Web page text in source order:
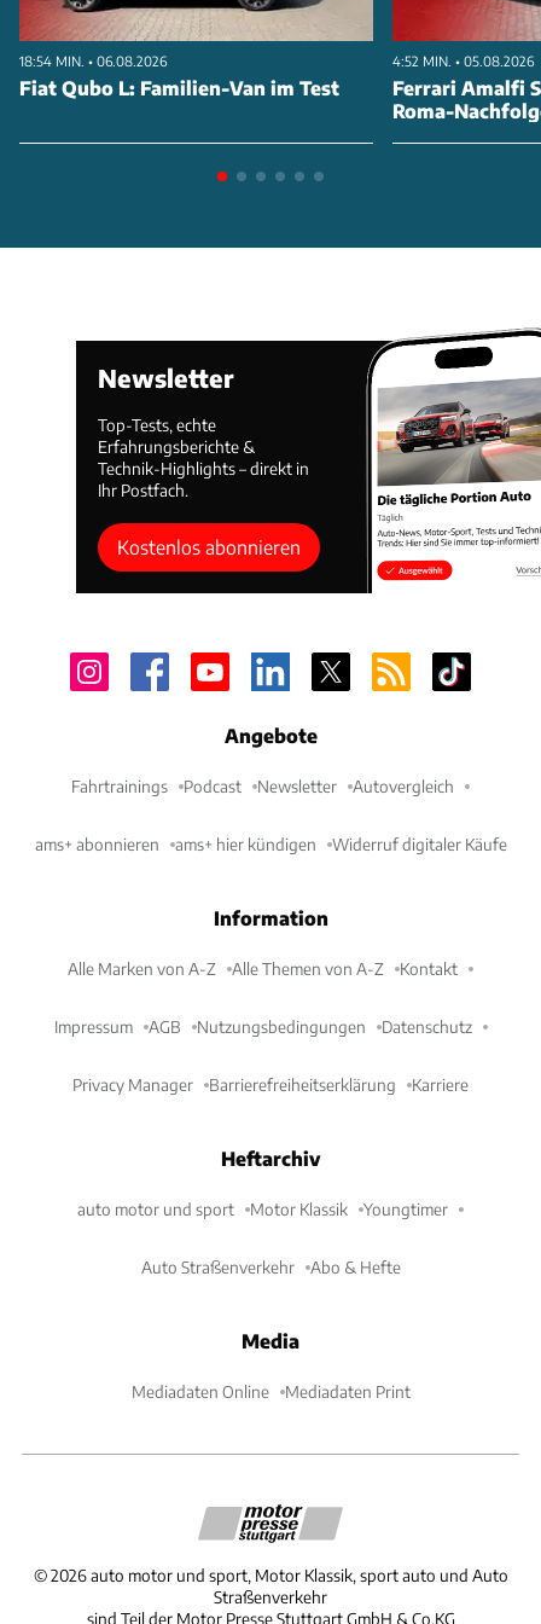
18:54 MIN. • 06.08.2026
Fiat Qubo L: Familien-Van im Test
4:52 MIN. • 05.08.2026
Ferrari Amalfi
Roma-
Newsletter
Top-Tests, echte
Erfahrungsberichte &
Technik-Highlights – direkt in
Ihr Postfach.
Kostenlos abonnieren
Angebote
Fahrtrainings Podcast Newsletter Autovergleich
ams+ abonnieren ams+ hier kündigen Widerruf digitaler Käufe
Information
Alle Marken von A-Z Alle Themen von A-Z Kontakt
Impressum AGB Nutzungsbedingungen Datenschutz
Privacy Manager Barrierefreiheitserklärung Karriere
Heftarchiv
auto motor und sport Motor Klassik Youngtimer
Auto Straßenverkehr Abo & Hefte
Media
Mediadaten Online Mediadaten Print
©2026 auto motor und sport, Motor Klassik, sport auto und Auto
Straßenverkehr
sind Teil der Motor Presse Stuttgart GmbH & Co.KG